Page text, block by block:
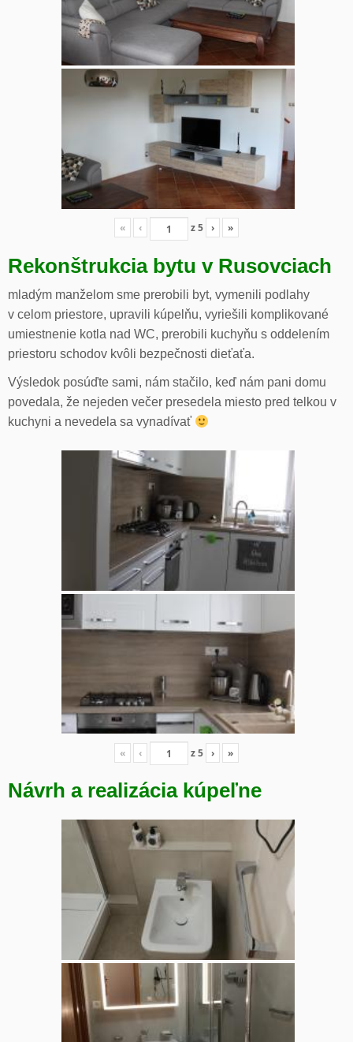
« ‹ z5 › »
Rekonštrukcia bytu v Rusovciach
mladým manželom sme prerobili byt, vymenili podlahy
v celom priestore, upravili kúpelňu, vyriešili komplikované
umiestnenie kotla nad WC, prerobili kuchyňu s oddelením
priestoru schodov kvôli bezpečnosti dieťaťa.
Výsledok posúďte sami, nám stačilo, keď nám pani domu
povedala, že nejeden večer presedela miesto pred telkou v
kuchyni a nevedela sa vynadívať
« ‹ z5 › »
Návrh a realizácia kúpeľne